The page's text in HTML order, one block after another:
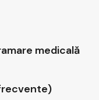
medicală